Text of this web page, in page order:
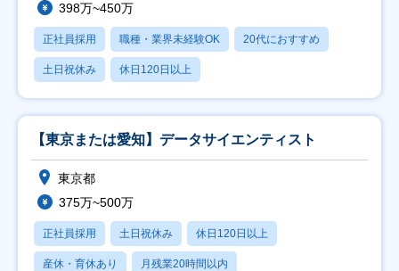
398万~450万
正社員採用 職種・業界未経験OK 20代におすすめ
土日祝休み 休日120日以上
【東京または愛知】データサイエンティスト
東京都
375万~500万
正社員採用 土日祝休み 休日120日以上
産休・育休あり 月残業20時間以内